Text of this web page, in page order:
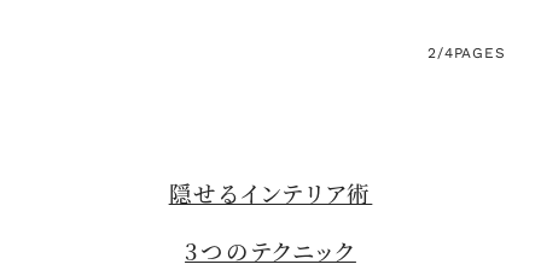
2/4PAGES
隠せるインテリア術
3つのテクニック